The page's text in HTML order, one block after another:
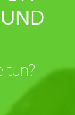
tun?